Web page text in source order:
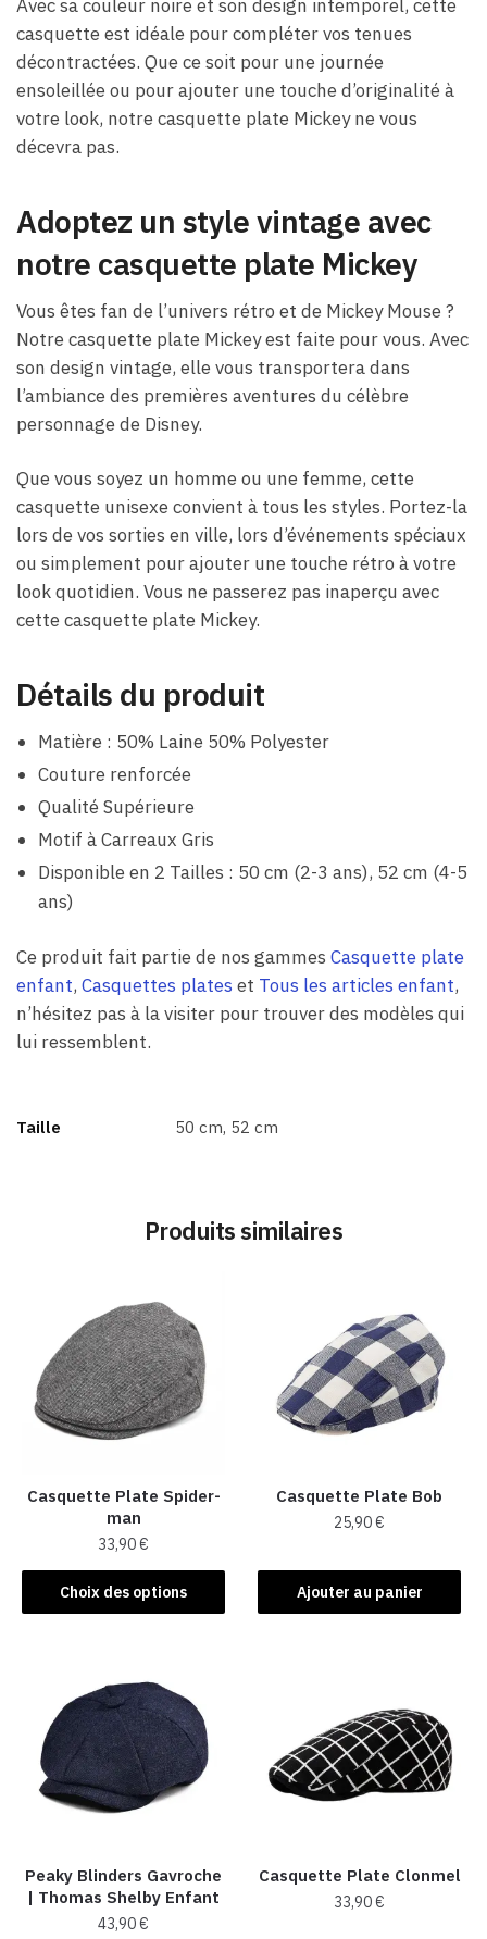
Avec sa couleur noire et son design intemporel, cette
casquette est idéale pour compléter vos tenues
décontractées. Que ce soit pour une journée
ensoleillée ou pour ajouter une touche d’originalité à
votre look, notre casquette plate Mickey ne vous
décevra pas.
Adoptez un style vintage avec
notre casquette plate Mickey
Vous êtes fan de l’univers rétro et de Mickey Mouse ?
Notre casquette plate Mickey est faite pour vous. Avec
son design vintage, elle vous transportera dans
l’ambiance des premières aventures du célèbre
personnage de Disney.
Que vous soyez un homme ou une femme, cette
casquette unisexe convient à tous les styles. Portez-la
lors de vos sorties en ville, lors d’événements spéciaux
ou simplement pour ajouter une touche rétro à votre
look quotidien. Vous ne passerez pas inaperçu avec
cette casquette plate Mickey.
Détails du produit
Matière : 50% Laine 50% Polyester
Couture renforcée
Qualité Supérieure
Motif à Carreaux Gris
Disponible en 2 Tailles : 50 cm (2-3 ans), 52 cm (4-5
ans)
Ce produit fait partie de nos gammes Casquette plate
enfant, Casquettes plates et Tous les articles enfant,
n’hésitez pas à la visiter pour trouver des modèles qui
lui ressemblent.
Taille 50 cm, 52 cm
Produits similaires
Casquette Plate Spider-
man
33,90€
Choix des options
Ce
produit
variations.
Les
options
peuvent
être
la
page
du
Casquette Plate Bob
25,90€
Ajouter au panier
Peaky Blinders Gavroche​
| Thomas Shelby Enfant
43,90€
Casquette Plate Clonmel
33,90€